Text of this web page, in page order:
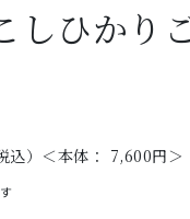
しひかり
込）＜本体： 7,600円＞